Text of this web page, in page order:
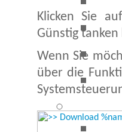
Klicken Sie
Günstig
Wenn Sie
über die